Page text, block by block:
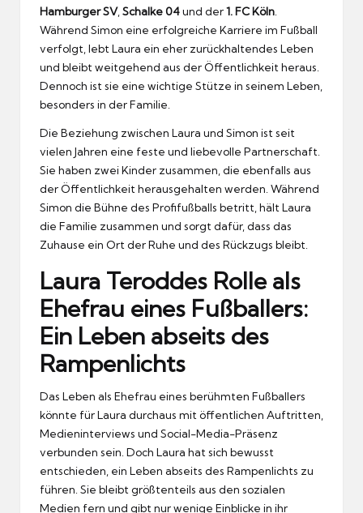
Hamburger SV, Schalke 04und der1. FC Köln
Während Simon eine erfolgreiche Karriere im Fußball
verfolgt, lebt Laura ein eher zurückhaltendes Leben
und bleibt weitgehend aus der Öffentlichkeit heraus.
Dennoch ist sie eine wichtige Stütze in seinem Leben,
besonders in der Familie.
Die Beziehung zwischen Laura und Simon ist seit
vielen Jahren eine feste und liebevolle Partnerschaft.
Sie haben zwei Kinder zusammen, die ebenfalls aus
der Öffentlichkeit herausgehalten werden. Während
Simon die Bühne des Profifußballs betritt, hält Laura
die Familie zusammen und sorgt dafür, dass das
Zuhause ein Ort der Ruhe und des Rückzugs bleibt.
Laura Teroddes Rolle als
Ehefrau eines Fußballers:
Ein Leben abseits des
Rampenlichts
Das Leben als Ehefrau eines berühmten Fußballers
könnte für Laura durchaus mit öffentlichen Auftritten,
Medieninterviews und Social-Media-Präsenz
verbunden sein. Doch Laura hat sich bewusst
entschieden, ein Leben abseits des Rampenlichts zu
führen. Sie bleibt größtenteils aus den sozialen
Medien fern und gibt nur wenige Einblicke in ihr